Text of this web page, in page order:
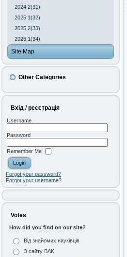
2024 2(31)
2025 1(32)
2025 2(33)
2026 1(34)
Site Map
Other Categories
Вхід / реєстрація
Username
Password
Remember Me
Forgot your password?
Forgot your username?
Votes
How did you find on our site?
Від знайомих науківців
З сайту ВАК